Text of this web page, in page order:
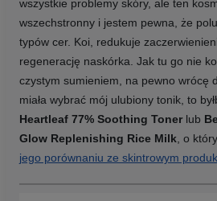
wszystkie problemy skóry, ale ten
wszechstronny i jestem pewna, że
typów cer. Koi, redukuje
regenerację naskórka. Jak tu go nie
czystym sumieniem, na pewno wrócę
miała wybrać mój ulubiony tonik, to
Heartleaf 77% Soothing Tonerlub
Glow Replenishing Rice Milk, o
jego porównaniu ze skintrowym